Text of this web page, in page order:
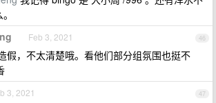
46
Feb 3, 2021
假，不太清楚哦。看他们部分组氛围也挺不
47
3, 2021